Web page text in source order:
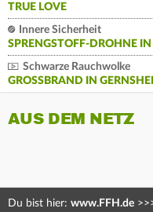
TRUE LOVE
Innere Sicherheit
SPRENGSTOFF-DROHNE
Schwarze Rauchwolke
GROSSBRAND IN GERNSHEIM
AUS DEM NETZ
Du bist hier: www.FFH.de